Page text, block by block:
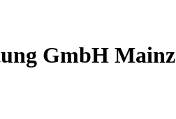
GmbH Mainz